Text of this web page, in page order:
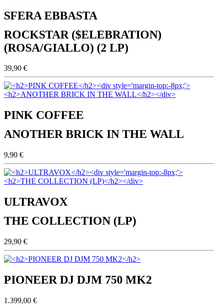
SFERA EBBASTA
ROCKSTAR ($ELEBRATION)
(ROSA/GIALLO) (2 LP)
39,90 €
PINK COFFEE
ANOTHER BRICK IN THE WALL
9,90 €
ULTRAVOX
THE COLLECTION (LP)
29,90 €
PIONEER DJ DJM 750 MK2
1.399,00 €